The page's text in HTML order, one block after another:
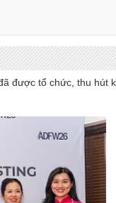
được tổ chức, thu hút